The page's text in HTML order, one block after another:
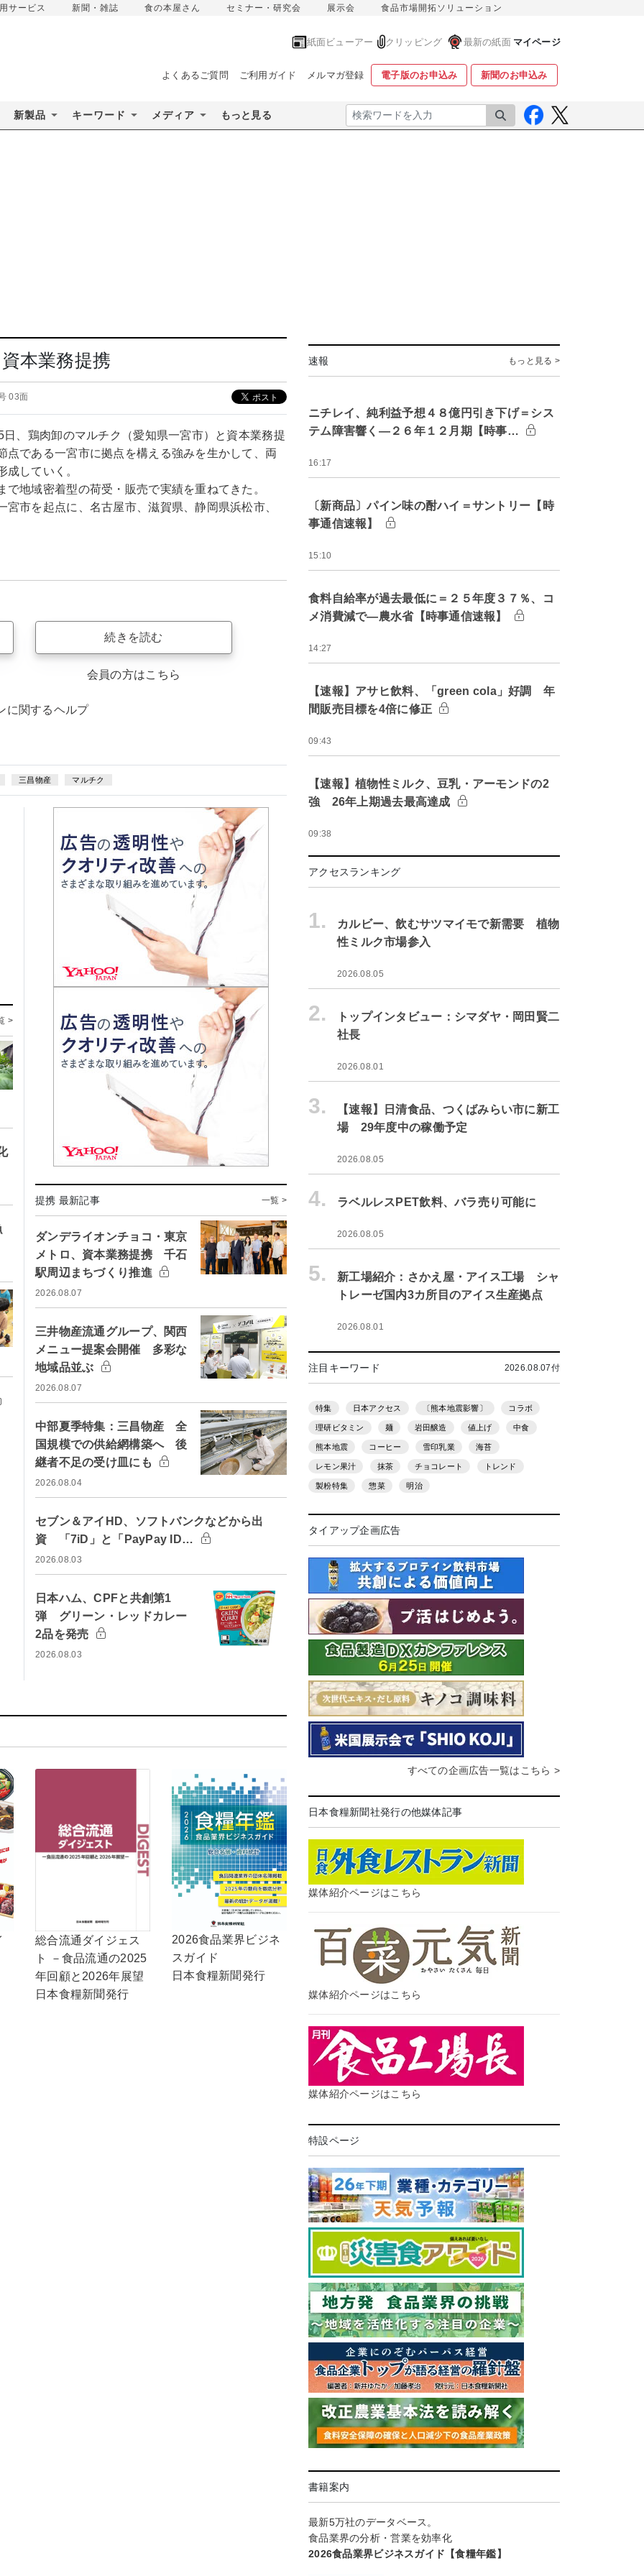
サービス 新聞・雑誌 食の本屋さん セミナー・研究会 展示会 食品市場開拓ソリューション
紙面ビューアー クリッピング 最新の紙面 マイページ
よくあるご質問 ご利用ガイド メルマガ登録 電子版のお申込み 新聞のお申込み
新製品 キーワード メディア もっと見る 検索
本業務提携
03面
、鶏肉卸のマルチク（愛知県一宮市）と資本業務提
である一宮市に拠点を構える強みを生かして、両
していく。
地域密着型の荷受・販売で実績を重ねてきた。
市を起点に、名古屋市、滋賀県、静岡県浜松市、
続きを読む
会員の方はこちら
に関するヘルプ
三昌物産 マルチク
>
提携 最新記事 一覧 >
ダンデライオンチョコ・東京
メトロ、資本業務提携 千石
駅周辺まちづくり推進
2026.08.07
三井物産流通グループ、関西
メニュー提案会開催 多彩な
地域品並ぶ
2026.08.07
中部夏季特集：三昌物産 全
国規模での供給網構築へ 後
継者不足の受け皿にも
2026.08.04
セブン＆アイHD、ソフトバンクなどから出
資 「7iD」と「PayPay ID…
2026.08.03
日本ハム、CPFと共創第1
弾 グリーン・レッドカレー
2品を発売
2026.08.03
総合流通ダイジェス
ト －食品流通の2025
年回顧と2026年展望
日本食糧新聞発行
2026食品業界ビジネ
スガイド
日本食糧新聞発行
速報 もっと見る >
ニチレイ、純利益予想４８億円引き下げ＝シス
テム障害響く―２６年１２月期【時事…
16:17
〔新商品〕パイン味の酎ハイ＝サントリー【時
事通信速報】
15:10
食料自給率が過去最低に＝２５年度３７％、コ
メ消費減で―農水省【時事通信速報】
14:27
【速報】アサヒ飲料、「green cola」好調 年
間販売目標を4倍に修正
09:43
【速報】植物性ミルク、豆乳・アーモンドの2
強 26年上期過去最高達成
09:38
アクセスランキング
1.
カルビー、飲むサツマイモで新需要 植物
性ミルク市場参入
2026.08.05
2.
トップインタビュー：シマダヤ・岡田賢二
社長
2026.08.01
3.
【速報】日清食品、つくばみらい市に新工
場 29年度中の稼働予定
2026.08.05
4. ラベルレスPET飲料、バラ売り可能に
2026.08.05
5.
新工場紹介：さかえ屋・アイス工場 シャ
トレーゼ国内3カ所目のアイス生産拠点
2026.08.01
注目キーワード 2026.08.07付
特集 日本アクセス 〔熊本地震影響〕 コラボ
理研ビタミン 麺 岩田醸造 値上げ 中食
熊本地震 コーヒー 雪印乳業 海苔
レモン果汁 抹茶 チョコレート トレンド
製粉特集 惣菜 明治
タイアップ企画広告
すべての企画広告一覧はこちら >
日本食糧新聞社発行の他媒体記事
媒体紹介ページはこちら
媒体紹介ページはこちら
媒体紹介ページはこちら
特設ページ
書籍案内
最新5万社のデータベース。
食品業界の分析・営業を効率化
2026食品業界ビジネスガイド【食糧年鑑】